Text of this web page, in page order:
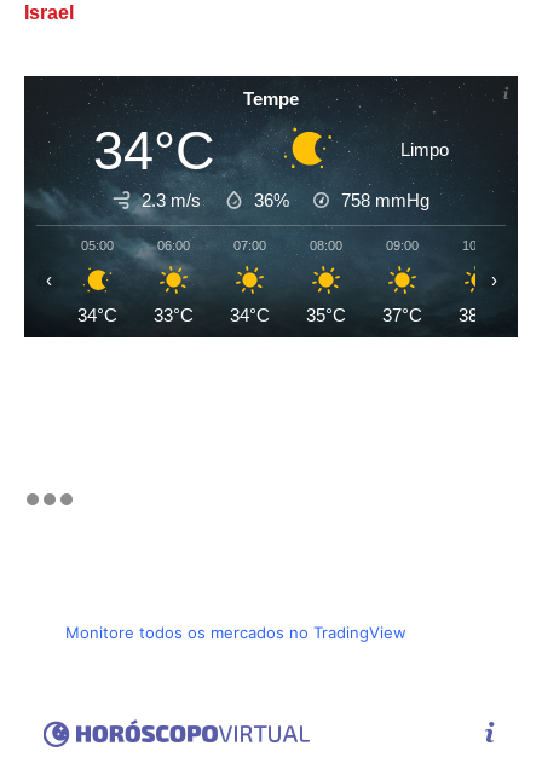
Israel
Tempe
34°C Limpo
2.3 m/s 36% 758 mmHg
05:00
34°C
06:00
33°C
07:00
34°C
08:00
35°C
09:00
37°C
10:00
38°C
‹ ›
Monitore todos os mercados no TradingView